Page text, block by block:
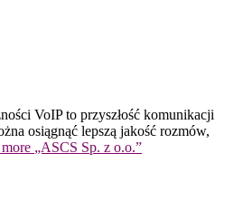
VoIP to przyszłość komunikacji
osiągnąć lepszą jakość rozmów,
„ASCS Sp. z o.o.”